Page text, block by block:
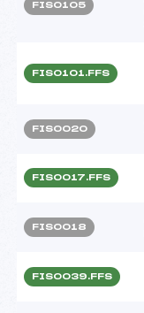
FIS0105
FIS0101.FFS
FIS0020
FIS0017.FFS
FIS0018
FIS0039.FFS